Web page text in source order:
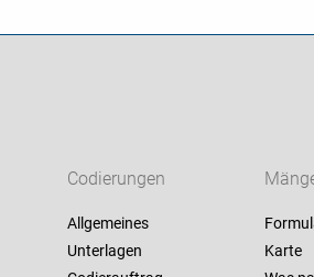
Codierungen
Allgemeines
Unterlagen
Karte